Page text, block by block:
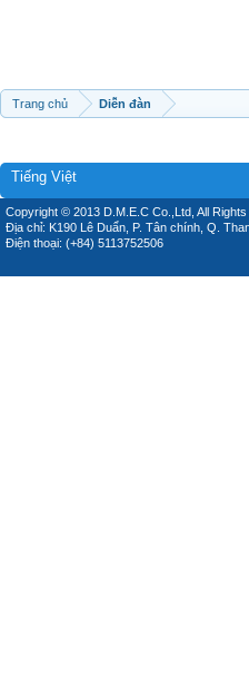
Trang chủ Diễn đàn
Tiếng Việt
Copyright © 2013 D.M.E.C Co.,Ltd, All Rights
Địa chỉ: K190 Lê Duẩn, P. Tân chính, Q.
Điện thoại: (+84) 5113752506